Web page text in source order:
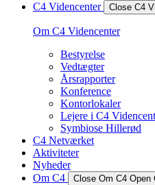
C4 Videncenter
Close C4
Om C4 Videncenter
Bestyrelse
Vedtægter
Årsrapporter
Konference
Kontorlokaler
Lejere i C4
Symbiose Hillerød
C4 Netværket
Aktiviteter
Nyheder
Om C4
Close Om C4 Open